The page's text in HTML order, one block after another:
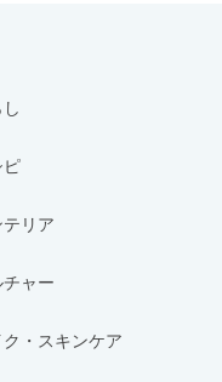
ピ
テリア
チャー
ク・スキンケア